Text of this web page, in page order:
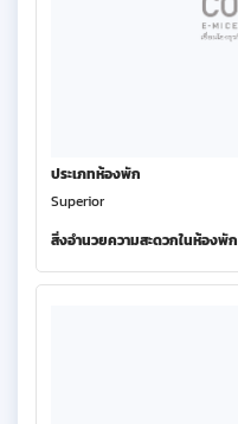
ประเภทห้องพัก
Superior
สิ่งอำนวยความสะดวกในห้องพัก